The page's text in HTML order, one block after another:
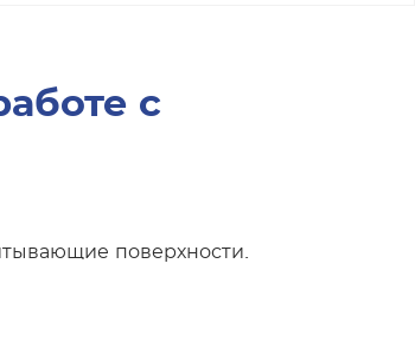
с
поверхности.